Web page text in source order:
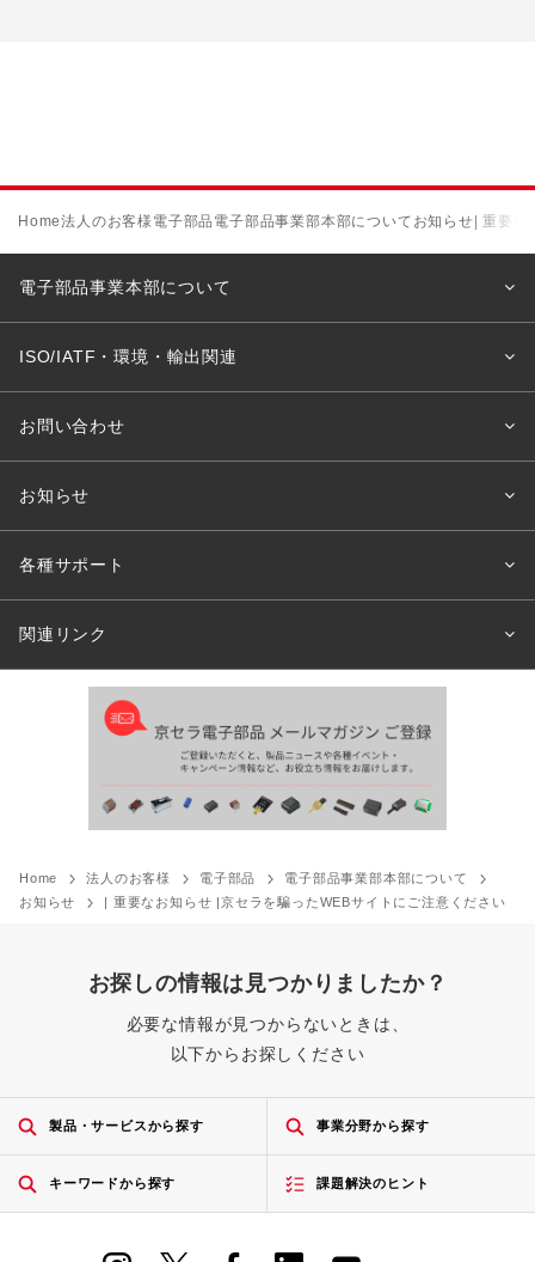
Home法人のお客様 電子部品 電子部品事業部本部について お知らせ | 重要
電子部品事業本部について
ISO/IATF・環境・輸出関連
お問い合わせ
お知らせ
各種サポート
関連リンク
Home 法人のお客様 電子部品
電子部品事業部本部について
お知らせ
| 重要なお知らせ |京セラを騙ったWEBサイトにご注意ください
お探しの情報は見つかりましたか？
必要な情報が見つからないときは、
以下からお探しください
製品・サービスから探す 事業分野から探す
キーワードから探す 課題解決のヒント